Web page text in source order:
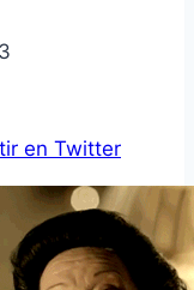
en Twitter